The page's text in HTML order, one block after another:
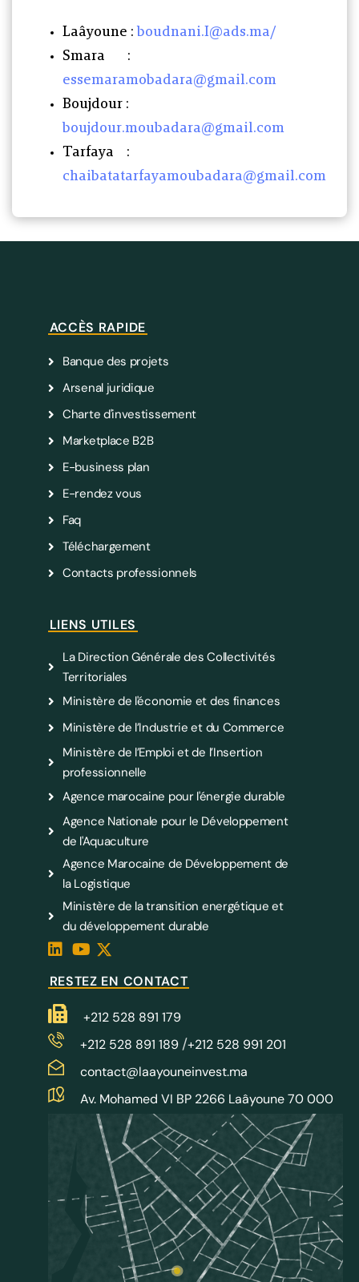
Laâyoune : boudnani.I@ads.ma/
Smara :
essemaramobadara@gmail.com
Boujdour :
boujdour.moubadara@gmail.com
Tarfaya :
chaibatatarfayamoubadara@gmail.com
ACCÈS RAPIDE
Banque des projets
Arsenal juridique
Charte d'investissement
Marketplace B2B
E-business plan
E-rendez vous
Faq
Téléchargement
Contacts professionnels
LIENS UTILES
La Direction Générale des Collectivités
Territoriales
Ministère de l'économie et des finances
Ministère de l’Industrie et du Commerce
Ministère de l’Emploi et de l’Insertion
professionnelle
Agence marocaine pour l'énergie durable
Agence Nationale pour le Développement
de l'Aquaculture
Agence Marocaine de Développement de
la Logistique
Ministère de la transition energétique et
du développement durable
RESTEZ EN CONTACT
+212 528 891 179
+212 528 891 189/+212 528 991 201
contact@laayouneinvest.ma
Av. Mohamed VI BP 2266 Laâyoune 70 000